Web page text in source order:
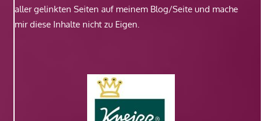
aller gelinkten Seiten auf meinem Blog/Seite und mache
mir diese Inhalte nicht zu Eigen.